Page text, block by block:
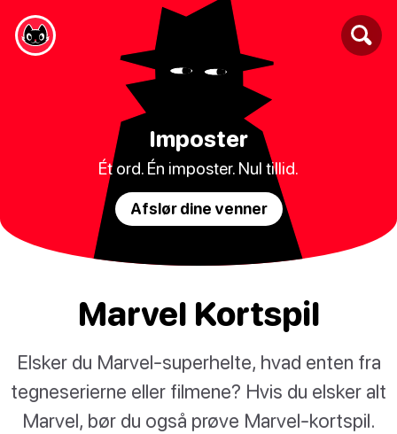
Imposter
Ét ord. Én imposter. Nul tillid.
Afslør dine venner
Marvel Kortspil
Elsker du Marvel-superhelte, hvad enten fra
tegneserierne eller filmene? Hvis du elsker alt
Marvel, bør du også prøve Marvel-kortspil.